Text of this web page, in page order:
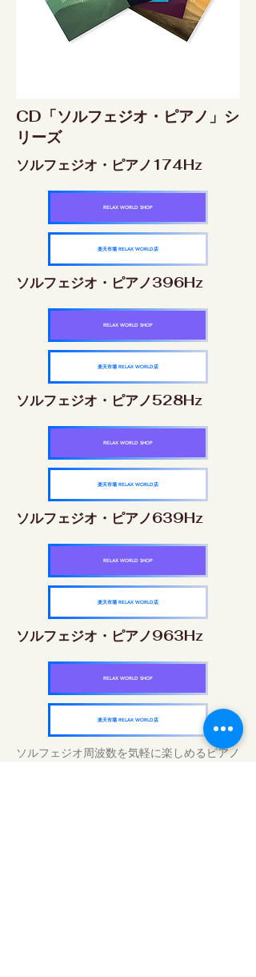
CD「ソルフェジオ・ピアノ」シ
リーズ
ソルフェジオ・ピアノ174Hz
RELAX WORLD SHOP
楽天市場 RELAX WORLD店
ソルフェジオ・ピアノ396Hz
RELAX WORLD SHOP
楽天市場 RELAX WORLD店
ソルフェジオ・ピアノ528Hz
RELAX WORLD SHOP
楽天市場 RELAX WORLD店
ソルフェジオ・ピアノ639Hz
RELAX WORLD SHOP
楽天市場 RELAX WORLD店
ソルフェジオ・ピアノ963Hz
RELAX WORLD SHOP
楽天市場 RELAX WORLD店
ソルフェジオ周波数を気軽に楽しめるピアノ